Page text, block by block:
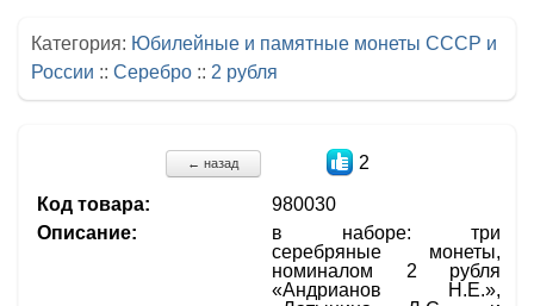
Категория: Юбилейные и памятные монеты СССР и
России :: Серебро :: 2 рубля
← назад 2
Код товара:
980030
Описание:
в наборе: три
серебряные монеты,
номиналом 2 рубля
«Андрианов Н.Е.»,